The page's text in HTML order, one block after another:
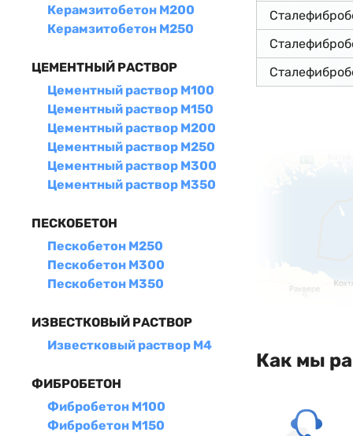
Керамзитобетон М200
Керамзитобетон М250
ЦЕМЕНТНЫЙ РАСТВОР
Цементный раствор М100
Цементный раствор М150
Цементный раствор М200
Цементный раствор М250
Цементный раствор М300
Цементный раствор М350
ПЕСКОБЕТОН
Пескобетон М250
Пескобетон М300
Пескобетон М350
ИЗВЕСТКОВЫЙ РАСТВОР
Известковый раствор М4
ФИБРОБЕТОН
Фибробетон М100
Фибробетон М150
Как мы